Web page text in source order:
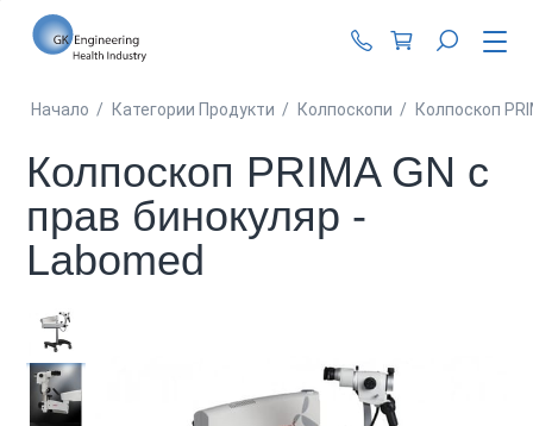
+359 87 990 62
Начало / Категории Продукти / Колпоскопи / Колпоскоп
Колпоскоп PRIMA GN с
прав бинокуляр -
Labomed